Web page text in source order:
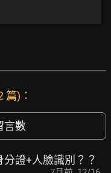
篇)：
言數
分證+人臉識別？？